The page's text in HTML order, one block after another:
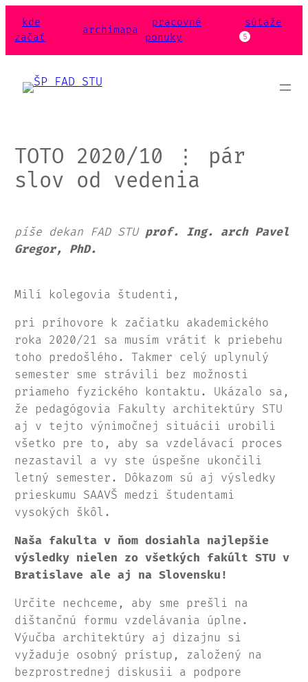
kde
začať
archimapa
pracovné
ponuky
súťaže
5
TOTO 2020/10 ⋮ pár
slov od vedenia
píše dekan FAD STU prof. Ing. arch Pavel
Gregor, PhD.
Milí kolegovia študenti,
pri príhovore k začiatku akademického
roka 2020/21 sa musím vrátiť k priebehu
toho predošlého. Takmer celý uplynulý
semester sme strávili bez možnosti
priameho fyzického kontaktu. Ukázalo sa,
že pedagógovia Fakulty architektúry STU
aj v tejto výnimočnej situácii urobili
všetko pre to, aby sa vzdelávací proces
nezastavil a vy ste úspešne ukončili
letný semester. Dôkazom sú aj výsledky
prieskumu SAAVŠ medzi študentami
vysokých škôl.
Naša fakulta v ňom dosiahla najlepšie
výsledky nielen zo všetkých fakúlt STU v
Bratislave ale aj na Slovensku!
Určite nechceme, aby sme prešli na
dištančnú formu vzdelávania úplne.
Výučba architektúry aj dizajnu si
vyžaduje osobný prístup, založený na
bezprostrednej diskusii a podpore